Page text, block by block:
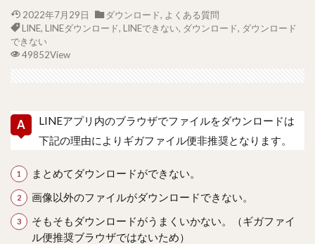
2022年7月29日 ダウンロード, よくある質問
LINE, LINEダウンロード, LINEできない, ダウンロード, ダウンロード
できない
49852View
LINEアプリ内のブラウザでファイルをダウンロードは
下記の理由によりギガファイル便非推奨となります。
まとめてダウンロードができない。
画像以外のファイルがダウンロードできない。
そもそもダウンロードがうまくいかない。（ギガファイ
ル便推奨ブラウザではないため）